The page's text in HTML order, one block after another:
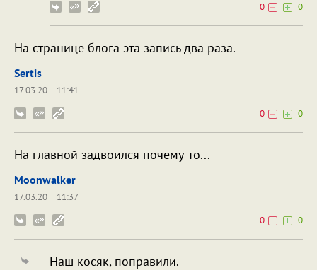
0
0
На странице блога эта запись два раза.
Sertis
17.03.20
11:41
0
0
На главной задвоился почему-то...
Moonwalker
17.03.20
11:37
0
0
Наш косяк, поправили.